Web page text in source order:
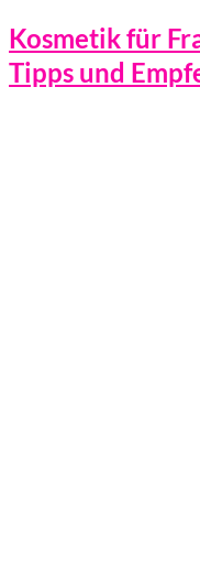
Kosmetik für
Tipps und